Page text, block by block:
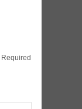
Required